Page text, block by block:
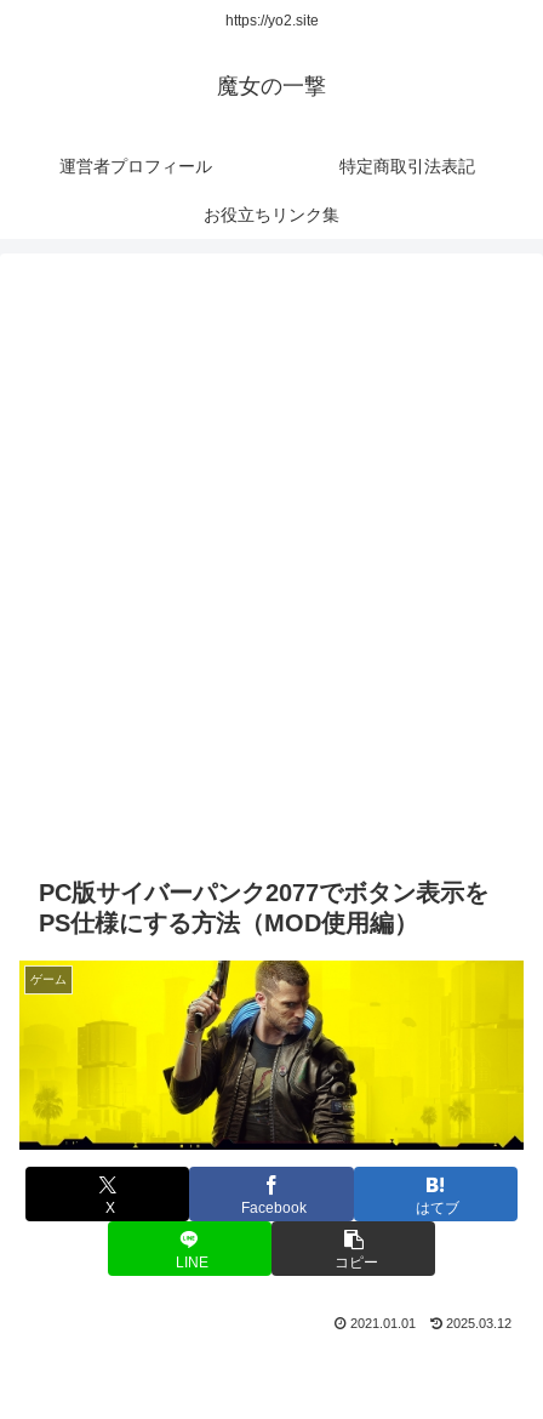
https://yo2.site
魔女の一撃
運営者プロフィール 特定商取引法表記
お役立ちリンク集
PC版サイバーパンク2077でボタン表示を
PS仕様にする方法（MOD使用編）
ゲーム
X Facebook はてブ
LINE コピー
2021.01.01 2025.03.12